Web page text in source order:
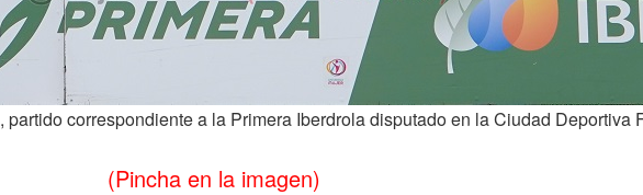
, partido correspondiente a la Primera Iberdrola disputado en la Ciudad Deportiva
(Pincha en la imagen)